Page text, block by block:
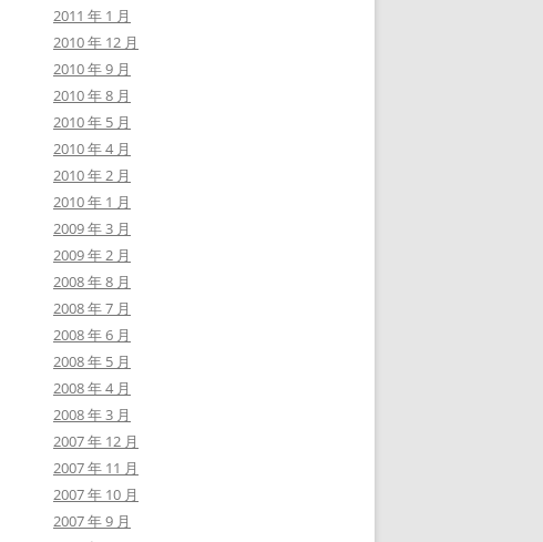
2011 年 1 月
2010 年 12 月
2010 年 9 月
2010 年 8 月
2010 年 5 月
2010 年 4 月
2010 年 2 月
2010 年 1 月
2009 年 3 月
2009 年 2 月
2008 年 8 月
2008 年 7 月
2008 年 6 月
2008 年 5 月
2008 年 4 月
2008 年 3 月
2007 年 12 月
2007 年 11 月
2007 年 10 月
2007 年 9 月